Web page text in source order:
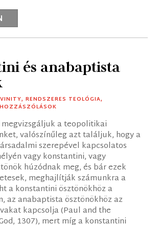
és anabaptista
,RENDSZERES TEOLÓGIA,
a teopolitikai
valószínűleg azt találjuk, hogy a
szerepével kapcsolatos
vagy konstantini, vagy
húzódnak meg, és bár ezek
meghajlítják számunkra a
a konstantini ösztönökhöz a
az anabaptista ösztönökhöz az
kapcsolja (Paul and the
1307), mert míg a konstantini